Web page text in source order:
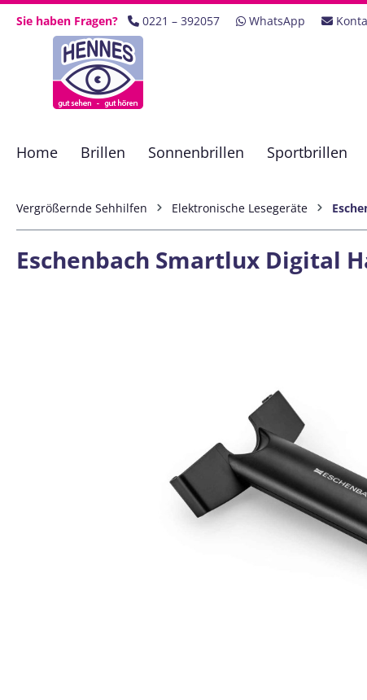
Hauptinhalt springen
Zur Suche springen
Zur Hauptnavigation springen
Sie haben Fragen? 0221 – 392057 WhatsApp
Home Brillen Sonnenbrillen Sportbrillen
Vergrößernde Sehhilfen Elektronische Lesegeräte
Eschenbach Smartlux Digital